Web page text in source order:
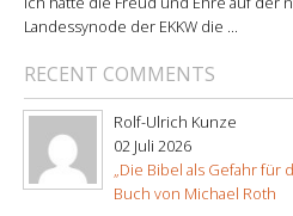
Landessynode der EKKW die ...
RECENT COMMENTS
Rolf-Ulrich Kunze
02 Juli 2026
„Die Bibel als Gefahr für
Buch von Michael Roth